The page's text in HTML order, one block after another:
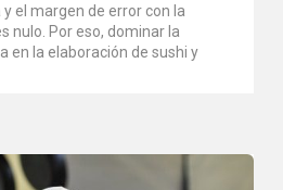
el margen de error con la
nulo. Por eso, dominar la
en la elaboración de sushi y